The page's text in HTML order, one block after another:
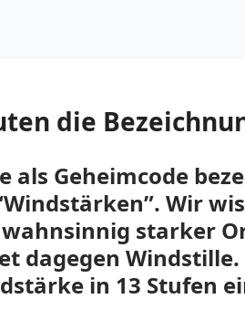
die
als Geheimcode
Wir
starker
dagegen Windstille.
in 13 Stufen